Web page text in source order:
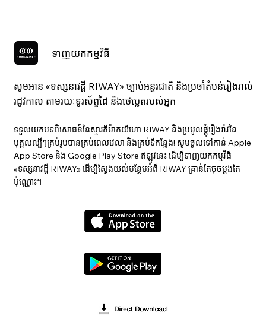
ទាញយកកម្មវិធី
សូមអាន «ទស្សនាវ​ដ្ដី RIWAY» ច្បាប់អន្តរជាតិ និងប្រចាំតំបន់រៀងរាល់
រដូវកាល តាមរយៈទូរស័ព្ទដៃ និងថេប្លេតរបស់អ្នក
ទទួលយកបទពិសោធន៍នៃស្មារតីម៉ាកយីហោ RIWAY និងប្រមូលផ្តុំរឿងរ៉ាវនៃ
បុគ្គលល្បីៗគ្រប់រូបបានគ្រប់ពេលវេលា និងគ្រប់ទីកន្លែង! សូមចូលទៅកាន់ Apple
App Store និង Google Play Store ឥឡូវនេះ ដើម្បីទាញយកកម្មវិធី
«ទស្សនាវ​ដ្ដី RIWAY» ដើម្បីស្វែងយល់បន្ថែមអំពី RIWAY គ្រាន់តែចុចម្តងតែ
ប៉ុណ្ណោះ។